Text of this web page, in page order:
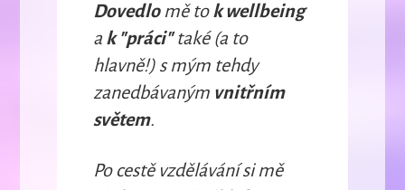
Dovedlomě tok wellbeing
a k "práci"také (a to
hlavně!) s mým tehdy
zanedbávaným vnitřním
světem.
Po cestě vzdělávání si mě